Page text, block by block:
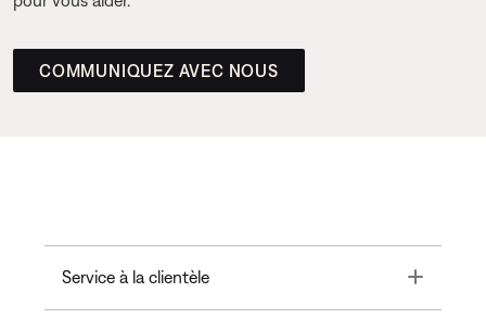
COMMUNIQUEZ AVEC NOUS
Service à la clientèle Toggle